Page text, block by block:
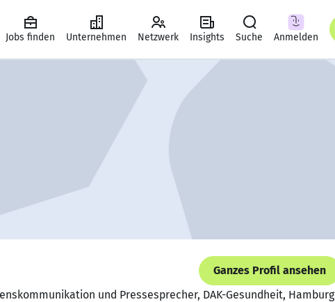
Jobs finden Unternehmen Netzwerk Insights Suche Anmelden
Ganzes Profil ansehen
und Pressesprecher, DAK-Gesundheit, Hamburg